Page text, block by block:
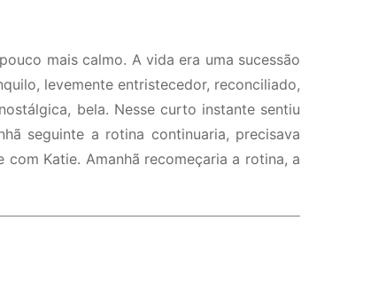
mais calmo. A vida era uma sucessão
levemente entristecedor, reconciliado,
bela. Nesse curto instante sentiu
seguinte a rotina continuaria, precisava
Katie. Amanhã recomeçaria a rotina, a